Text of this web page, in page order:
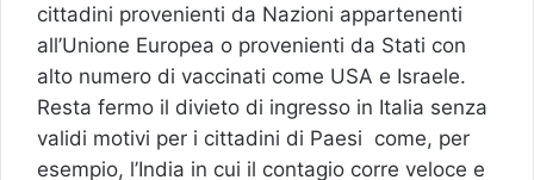
cittadini provenienti da Nazioni appartenenti
all’Unione Europea o provenienti da Stati con
alto numero di vaccinati come USA e Israele.
Resta fermo il divieto di ingresso in Italia senza
validi motivi per i cittadini di Paesi come, per
esempio, l’India in cui il contagio corre veloce e